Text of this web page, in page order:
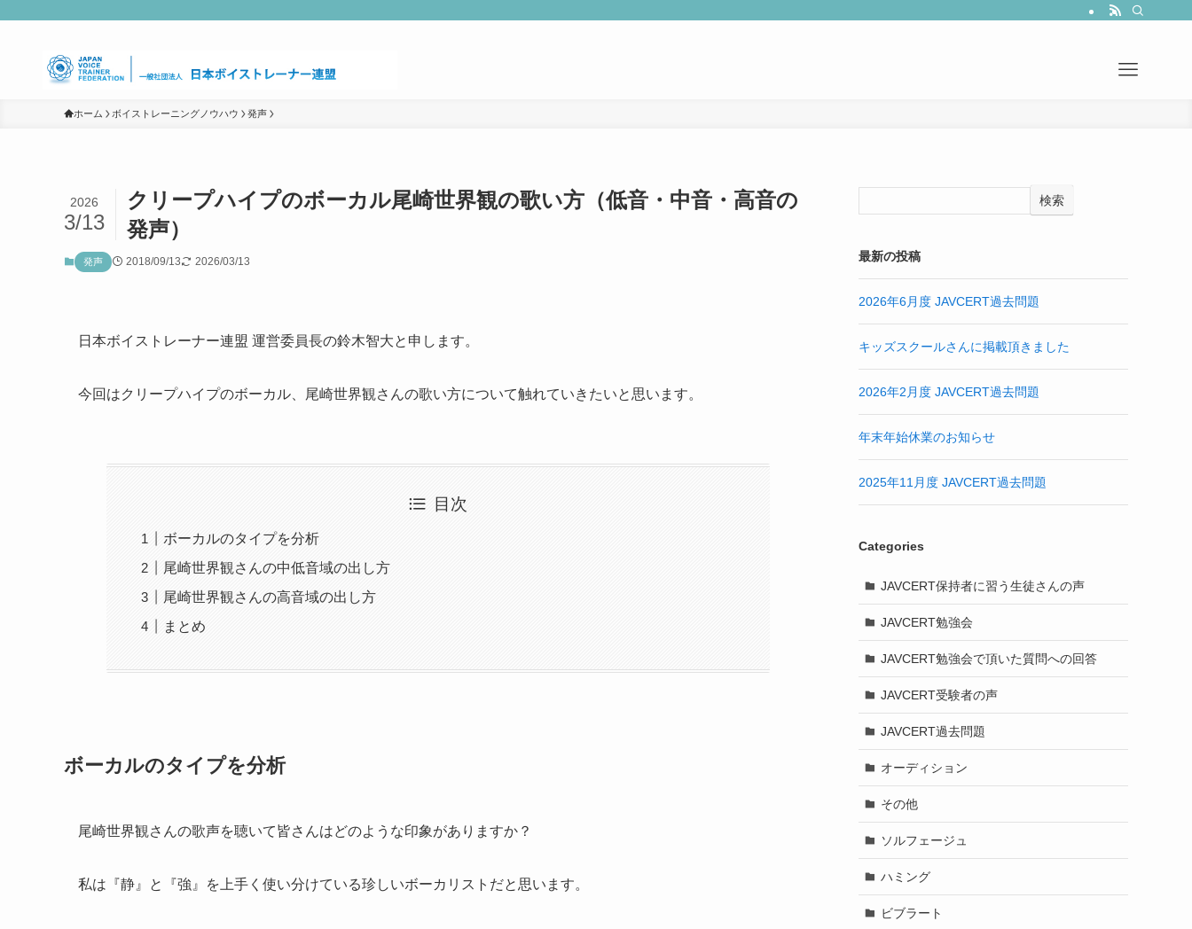
ボイストレーニングサービス
ホーム ボイストレーニングノウハウ 発声
クリープハイプのボーカル尾崎世界観の歌い方（低音・中音・高音の
発声）
2026
3/13
発声 2018/09/13 2026/03/13
日本ボイストレーナー連盟 運営委員長の鈴木智大と申します。
今回はクリープハイプのボーカル、尾崎世界観さんの歌い方について触れていきたいと思います。
目次
ボーカルのタイプを分析
尾崎世界観さんの中低音域の出し方
尾崎世界観さんの高音域の出し方
まとめ
ボーカルのタイプを分析
尾崎世界観さんの歌声を聴いて皆さんはどのような印象がありますか？
私は『静』と『強』を上手く使い分けている珍しいボーカリストだと思います。
検索
最新の投稿
2026年6月度 JAVCERT過去問題
キッズスクールさんに掲載頂きました
2026年2月度 JAVCERT過去問題
年末年始休業のお知らせ
2025年11月度 JAVCERT過去問題
Categories
JAVCERT保持者に習う生徒さんの声
JAVCERT勉強会
JAVCERT勉強会で頂いた質問への回答
JAVCERT受験者の声
JAVCERT過去問題
オーディション
その他
ソルフェージュ
ハミング
ビブラート